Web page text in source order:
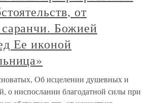
от
Божией
Ее иконой
Об исцелении душевных и
о ниспослании благодатной силы при